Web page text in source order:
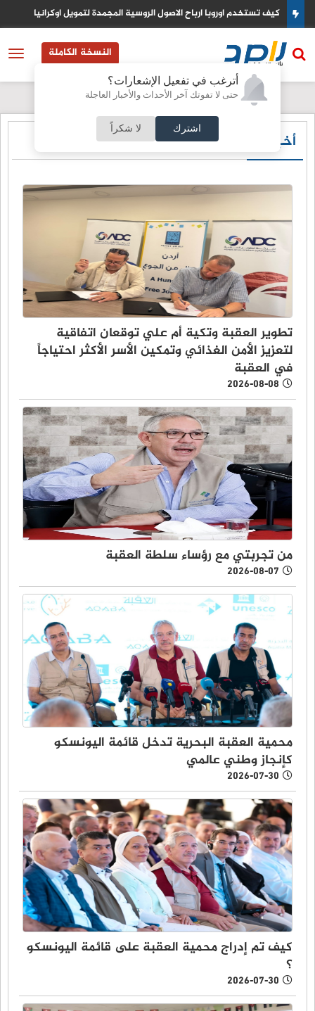
أترغب في تفعيل الإشعارات؟
حتى لا تفوتك آخر الأحداث والأخبار العاجلة
اشترك لا شكراً
كيف تستخدم اوروبا ارباح الاصول الروسية المجمدة لتمويل اوكرانيا
النسخة الكاملة
أخبار العقبة
تطوير العقبة وتكية أم علي توقعان اتفاقية
لتعزيز الأمن الغذائي وتمكين الأسر الأكثر احتياجاً
في العقبة
2026-08-08
من تجربتي مع رؤساء سلطة العقبة
2026-08-07
محمية العقبة البحرية تدخل قائمة اليونسكو
كإنجاز وطني عالمي
2026-07-30
كيف تم إدراج محمية العقبة على قائمة اليونسكو
؟
2026-07-30